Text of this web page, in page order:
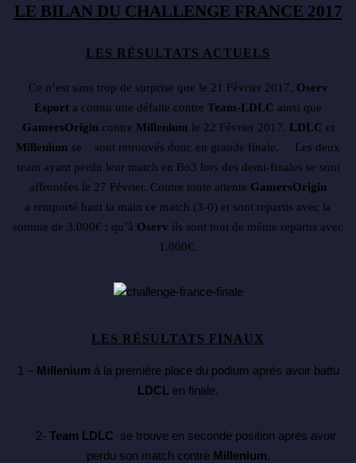
LE BILAN DU CHALLENGE FRANCE 2017
LES RÉSULTATS ACTUELS
Ce n’est sans trop de surprise que le 21 Février 2017, Oserv
Esport a connu une défaite contre Team-LDLC ainsi que
GamersOrigin contre Millenium le 22 Février 2017. LDLC et
Millenium se sont retrouvés donc en grande finale. Les deux
team ayant perdu leur match en Bo3 lors des demi-finales se sont
affrontées le 27 Février. Contre toute attente GamersOrigin
a remporté haut la main ce match (3-0) et sont repartis avec la
somme de 3.000€ ; qu’à Oserv ils sont tout de même repartis avec
1.000€.
LES RÉSULTATS FINAUX
1 – Millenium à la première place du podium après avoir battu
LDCL en finale.
2- Team LDLC se trouve en seconde position après avoir
perdu son match contreMillenium.